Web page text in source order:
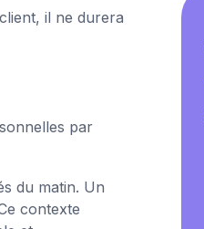
il ne durera
par
du matin. Un
contexte